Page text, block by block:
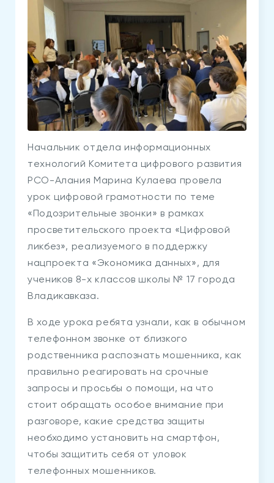
Начальник отдела информационных
технологий Комитета цифрового развития
РСО-Алания Марина Кулаева провела
урок цифровой грамотности по теме
«Подозрительные звонки» в рамках
просветительского проекта «Цифровой
ликбез», реализуемого в поддержку
нацпроекта «Экономика данных», для
учеников 8-х классов школы № 17 города
Владикавказа.
В ходе урока ребята узнали, как в обычном
телефонном звонке от близкого
родственника распознать мошенника, как
правильно реагировать на срочные
запросы и просьбы о помощи, на что
стоит обращать особое внимание при
разговоре, какие средства защиты
необходимо установить на смартфон,
чтобы защитить себя от уловок
телефонных мошенников.